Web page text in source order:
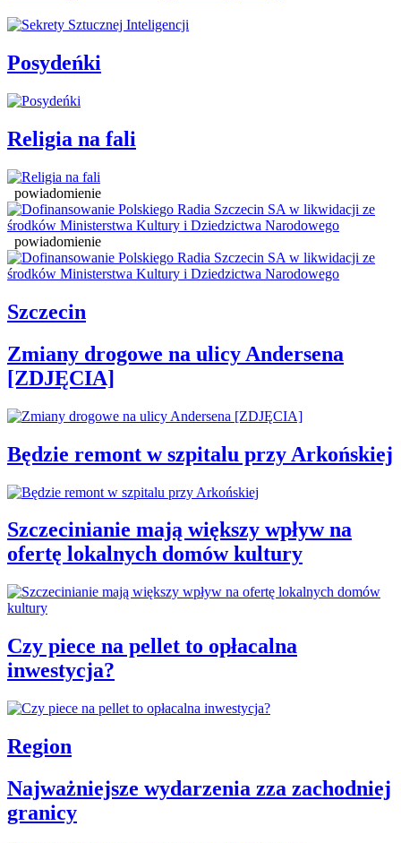
Posydeńki
Religia na fali
powiadomienie
powiadomienie
Szczecin
Zmiany drogowe na ulicy Andersena
[ZDJĘCIA]
Będzie remont w szpitalu przy Arkońskiej
Szczecinianie mają większy wpływ na
ofertę lokalnych domów kultury
Czy piece na pellet to opłacalna
inwestycja?
Region
Najważniejsze wydarzenia zza zachodniej
granicy